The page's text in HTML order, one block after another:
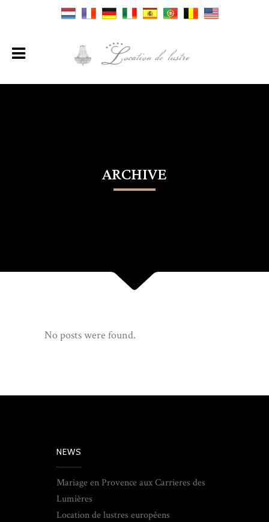
ARCHIVE
No posts were found.
NEWS
Mariage en Provence aux Carrieres des
Lumières
Location de lustres européens